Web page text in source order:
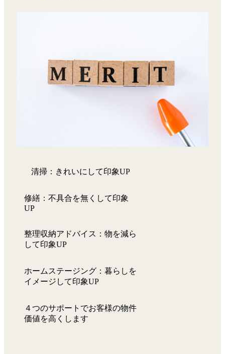
清掃：きれいにして印象UP
修繕：不具合を無くして印象
UP
整理収納アドバイス：物を減ら
して印象UP
ホームステージング：暮らしを
イメージして印象UP
４つのサポートでお客様の物件
価値を高くします